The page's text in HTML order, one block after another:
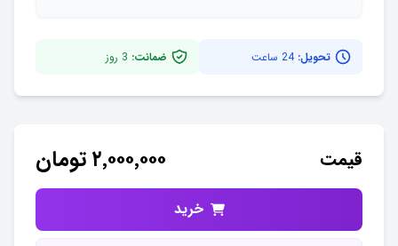
تحویل:24 ساعت ضمانت: 3 روز
قیمت ۲٬۰۰۰٬۰۰۰تومان
خرید